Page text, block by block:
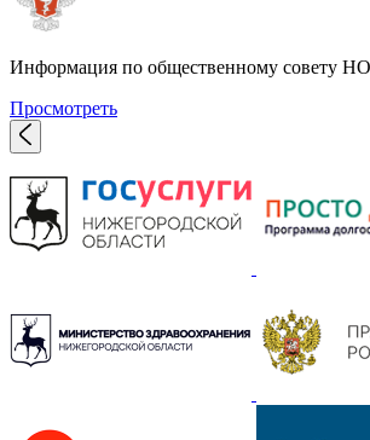
Информация по общественному совету
Просмотреть